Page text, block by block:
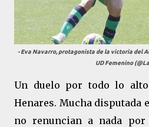
- Eva Navarro, protagonista de la victoria del
UD Femenino
Un duelo por todo lo alto
Henares. Mucha disputada
no renuncian a nada por